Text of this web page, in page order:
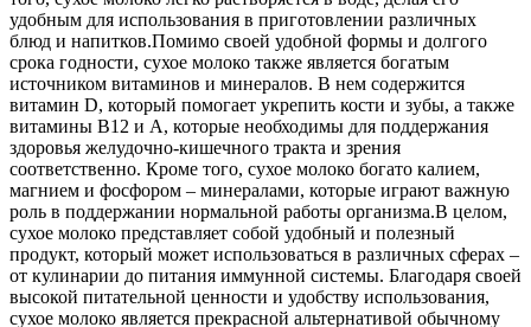
удобным для использования в приготовлении различных
блюд и напитков.Помимо своей удобной формы и долгого
срока годности, сухое молоко также является богатым
источником витаминов и минералов. В нем содержится
витамин D, который помогает укрепить кости и зубы, а также
витамины В12 и А, которые необходимы для поддержания
здоровья желудочно-кишечного тракта и зрения
соответственно. Кроме того, сухое молоко богато калием,
магнием и фосфором – минералами, которые играют важную
роль в поддержании нормальной работы организма.В целом,
сухое молоко представляет собой удобный и полезный
продукт, который может использоваться в различных сферах –
от кулинарии до питания иммунной системы. Благодаря своей
высокой питательной ценности и удобству использования,
сухое молоко является прекрасной альтернативой обычному